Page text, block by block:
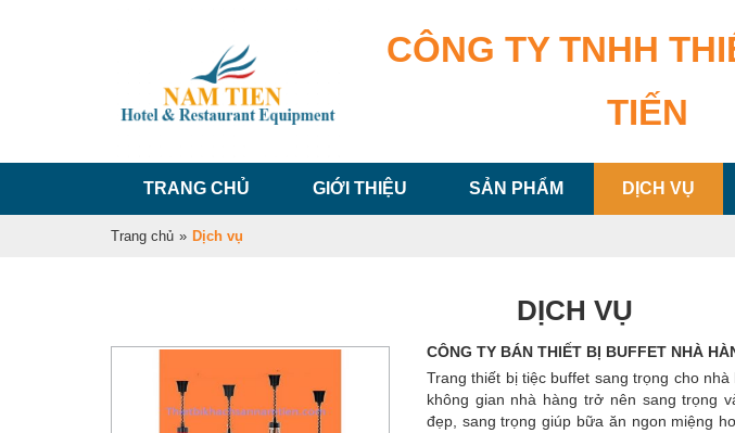
CÔNG TY TNHH
TIẾN
TRANG CHỦ GIỚI THIỆU SẢN PHẨM DỊCH VỤ
Trang chủ » Dịch vụ
DỊCH VỤ
CÔNG TY BÁN THIẾT BỊ BUFFET NHÀ
Trang thiết bị tiệc buffet sang trọng cho
không gian nhà hàng trở nên sang trọng
đẹp, sang trọng giúp bữa ăn ngon miệng